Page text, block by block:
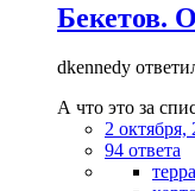
Бекетов.
dkennedy
А что это за
2 октября,
94 ответа